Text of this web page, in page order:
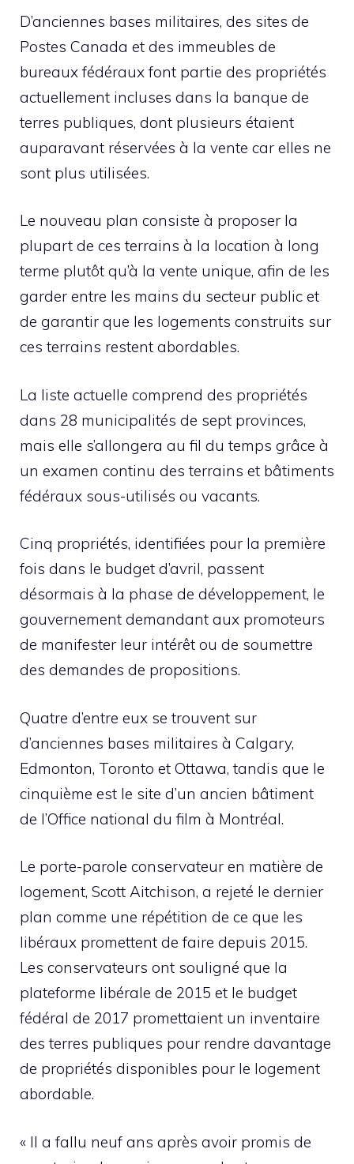
D’anciennes bases militaires, des sites de
Postes Canada et des immeubles de
bureaux fédéraux font partie des propriétés
actuellement incluses dans la banque de
terres publiques, dont plusieurs étaient
auparavant réservées à la vente car elles ne
sont plus utilisées.
Le nouveau plan consiste à proposer la
plupart de ces terrains à la location à long
terme plutôt qu’à la vente unique, afin de les
garder entre les mains du secteur public et
de garantir que les logements construits sur
ces terrains restent abordables.
La liste actuelle comprend des propriétés
dans 28 municipalités de sept provinces,
mais elle s’allongera au fil du temps grâce à
un examen continu des terrains et bâtiments
fédéraux sous-utilisés ou vacants.
Cinq propriétés, identifiées pour la première
fois dans le budget d’avril, passent
désormais à la phase de développement, le
gouvernement demandant aux promoteurs
de manifester leur intérêt ou de soumettre
des demandes de propositions.
Quatre d’entre eux se trouvent sur
d’anciennes bases militaires à Calgary,
Edmonton, Toronto et Ottawa, tandis que le
cinquième est le site d’un ancien bâtiment
de l’Office national du film à Montréal.
Le porte-parole conservateur en matière de
logement, Scott Aitchison, a rejeté le dernier
plan comme une répétition de ce que les
libéraux promettent de faire depuis 2015.
Les conservateurs ont souligné que la
plateforme libérale de 2015 et le budget
fédéral de 2017 promettaient un inventaire
des terres publiques pour rendre davantage
de propriétés disponibles pour le logement
abordable.
« Il a fallu neuf ans après avoir promis de